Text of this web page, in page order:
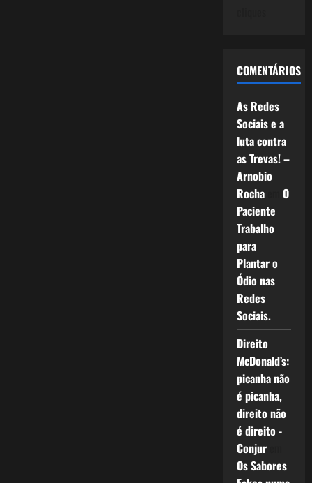
COMENTÁRIOS
As Redes
Sociais e a
luta contra
as Trevas! –
Arnobio
Rochaem O
Paciente
Trabalho
para
Plantar o
Ódio nas
Redes
Sociais.
Direito
McDonald’s:
picanha não
é picanha,
direito não
é direito -
Conjurem
Os Sabores